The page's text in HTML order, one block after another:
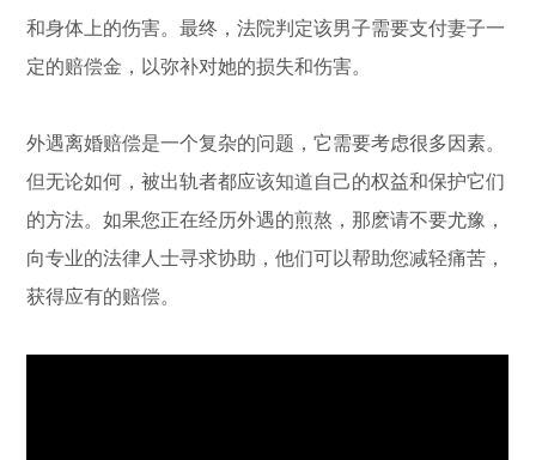
和身体上的伤害。最终，法院判定该男子需要支付妻子一
定的赔偿金，以弥补对她的损失和伤害。
外遇离婚赔偿是一个复杂的问题，它需要考虑很多因素。
但无论如何，被出轨者都应该知道自己的权益和保护它们
的方法。如果您正在经历外遇的煎熬，那麽请不要尤豫，
向专业的法律人士寻求协助，他们可以帮助您减轻痛苦，
获得应有的赔偿。